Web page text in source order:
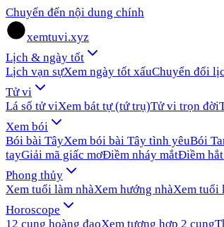
Chuyển đến nội dung chính
xemtuvi.xyz
Lịch & ngày tốt
Lịch vạn sựXem ngày tốt xấuChuyển đổi
Tử vi
Lá số tử viXem bát tự (tứ trụ)Tử vi trọn đời
Xem bói
Bói bài TâyXem bói bài Tây tình yêuBói
tayGiải mã giấc mơĐiềm nháy mắtĐiềm
Phong thủy
Xem tuổi làm nhàXem hướng nhàXem tuổi
Horoscope
12 cung hoàng đạoXem tương hợp 2 cung